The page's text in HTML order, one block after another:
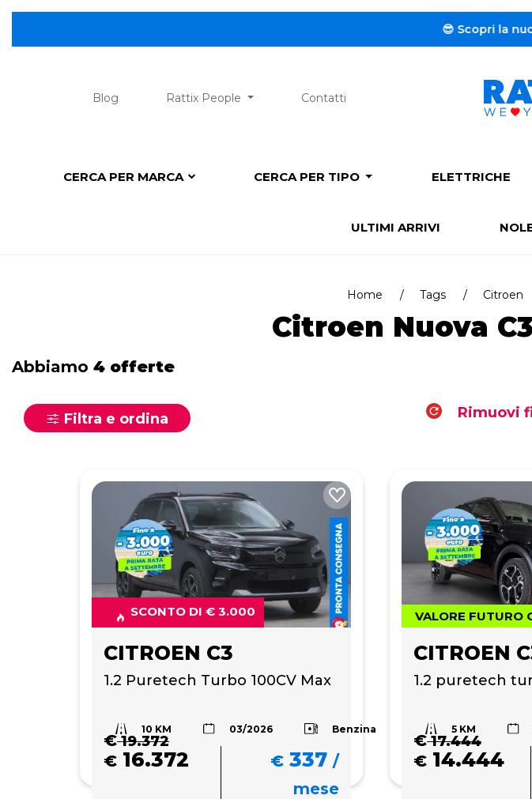
😎 Scopri la nuova
Blog Rattix People Contatti
CERCA PER MARCA CERCA PER TIPO ELETTRICHE
ULTIMI ARRIVI
Home Tags Citroen
Citroen Nuova
Abbiamo 4 offerte
Filtra e ordina Rimuovi
SCONTO DI € 3.000
CITROEN C3
1.2 Puretech Turbo 100CV Max
10 KM 03/2026 Benzina
€19.372
€ 16.372 € 337 /
mese
VALORE FUTURO
CITROEN
1.2 puretech
5 KM
€17.444
€ 14.444